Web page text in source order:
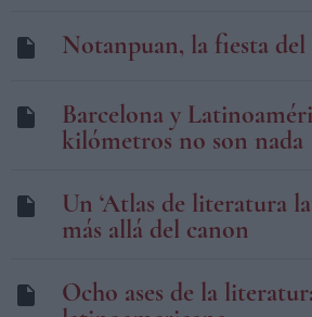
Notanpuan, la fiesta
Barcelona y
kilómetros no son nada
Un ‘Atlas de literatura
más allá del canon
Ocho ases de la